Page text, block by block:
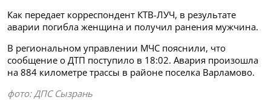
Как передает корреспондент КТВ-ЛУЧ, в результате
аварии погибла женщина и получил ранения мужчина.
В региональном управлении МЧС пояснили, что
сообщение о ДТП поступило в 18:02. Авария произошла
на 884 километре трассы в районе поселка Варламово.
фото: ДПС Сызрань